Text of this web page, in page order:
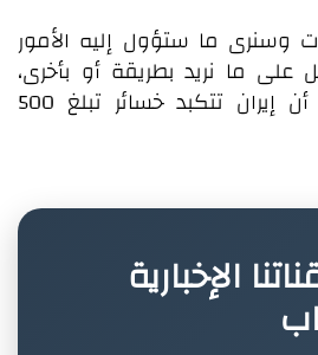
وسنرى ما ستؤول إليه الأمور
على ما نريد بطريقة أو بأخرى،
والتقديرات تشير إلى أن إيران تتكبد خسائر تبلغ 500
الإخبارية